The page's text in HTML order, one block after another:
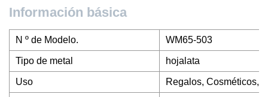
Información básica
N º de Modelo. WM65-503
Tipo de metal hojalata
Uso Regalos, Cosméticos,